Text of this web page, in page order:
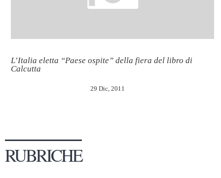
L’Italia eletta “Paese ospite” della fiera del libro di
Calcutta
29 Dic, 2011
RUBRICHE